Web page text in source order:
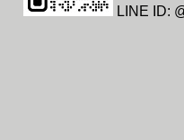
LINE ID: